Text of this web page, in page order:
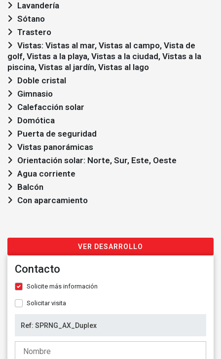
Lavandería
Sótano
Trastero
golf, Vistas a la playa, Vistas a la ciudad, Vistas a la
piscina, Vistas al jardín, Vistas al lago
Doble cristal
Gimnasio
Calefacción solar
Domótica
Puerta de seguridad
Vistas panorámicas
Orientación solar: Norte, Sur, Este, Oeste
Agua corriente
Balcón
Con aparcamiento
VER DESARROLLO
Contacto
Solicite más información
Solicitar visita